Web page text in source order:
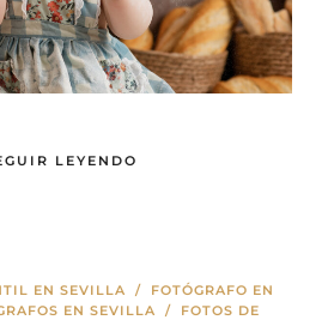
LEYENDO
EN SEVILLA /
FOTÓGRAFO EN
EN SEVILLA /
FOTOS DE